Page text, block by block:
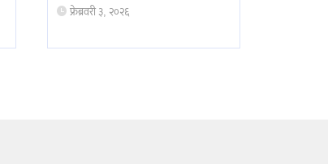
फ्रेब्रवरी ३, २०२६